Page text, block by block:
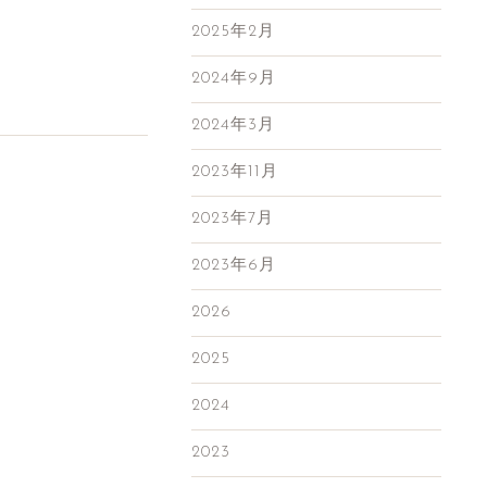
2025年2月
2024年9月
2024年3月
2023年11月
2023年7月
2023年6月
2026
2025
2024
2023